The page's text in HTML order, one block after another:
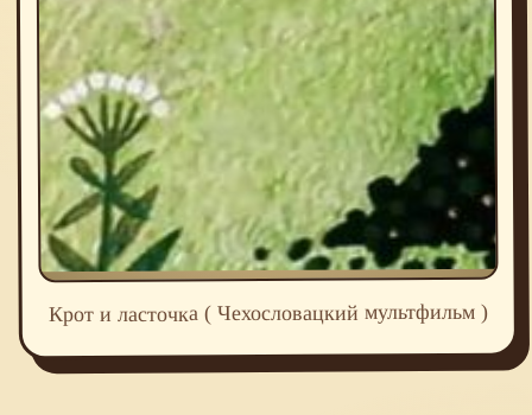
Крот и ласточка ( Чехословацкий мультфильм )